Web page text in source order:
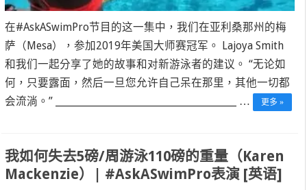
在#AskASwimPro节目的这一集中，我们在亚利桑那州的梅
萨（Mesa），参加2019年美国大师赛冠军。 Lajoya Smith
和我们一起分享了她的故事和对新游泳者的建议。 “无论如
何，只要露面，然后一旦您允许自己呆在那里，其他一切都
会流淌。” ____________________________________________ …
更多 »
我如何失去5磅/周游泳110磅的重量（Karen
Mackenzie）| #AskASwimPro表演 [英语]